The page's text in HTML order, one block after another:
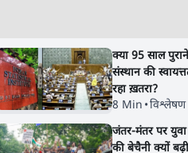
क्या 95 साल
संस्थान की
रहा ख़तरा?
8 Min •विश्लेषण
जंतर-मंतर पर
की बेचैनी क्यों